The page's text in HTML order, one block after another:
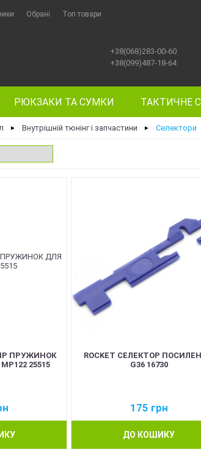
Обрані Топ товари
+38(068)283-00-60
+38(099)487-18-64
РЮКЗАКИ ТА СУМКИ ТАКТИЧНЕ
► Внутрішній тюнінг і запчастини ► Селектори
ПРУЖИНОК
25515
ROCKET СЕЛЕКТОР
G36 16730
175 грн
ДО КОШИКУ